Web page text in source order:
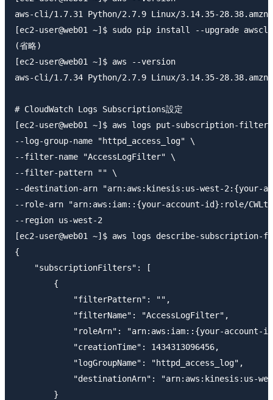
aws-cli/1.7.31 Python/2.7.9 Linux/3.14.35-
[ec2-user@web01 ~]$ sudo pip install --upgrade awscli
(省略)
[ec2-user@web01 ~]$ aws --version
aws-cli/1.7.34 Python/2.7.9 Linux/3.14.35-
# CloudWatch Logs Subscriptions設定
[ec2-user@web01 ~]$ aws logs put-subscription-
--log-group-name "httpd_access_log" \
--filter-name "AccessLogFilter" \
--filter-pattern "" \
--destination-arn "arn:aws:kinesis:us-west-2:{your-
--role-arn "arn:aws:iam::{your-account-id}:role/
--region us-west-2
[ec2-user@web01 ~]$ aws logs describe-
{
    "subscriptionFilters": [
        {
            "filterPattern": "",
            "filterName": "AccessLogFilter",
"roleArn": "arn:aws:iam::{your-account-
            "creationTime": 1434313096456,
            "logGroupName": "httpd_access_log",
"destinationArn": "arn:aws:kinesis:us-
        }